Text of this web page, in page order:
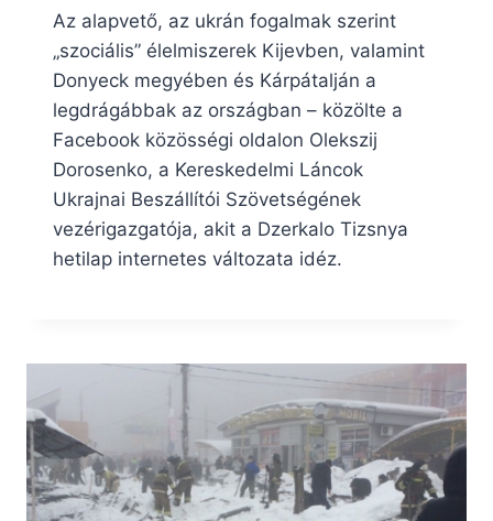
Az alapvető, az ukrán fogalmak szerint
„szociális” élelmiszerek Kijevben, valamint
Donyeck megyében és Kárpátalján a
legdrágábbak az országban – közölte a
Facebook közösségi oldalon Olekszij
Dorosenko, a Kereskedelmi Láncok
Ukrajnai Beszállítói Szövetségének
vezérigazgatója, akit a Dzerkalo Tizsnya
hetilap internetes változata idéz.